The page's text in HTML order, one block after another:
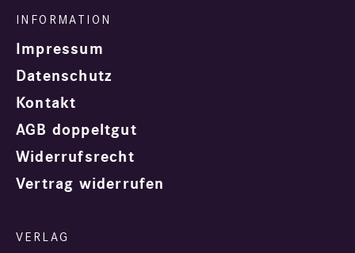
Impressum
Datenschutz
Kontakt
AGB doppeltgut
Widerrufsrecht
Vertrag widerrufen